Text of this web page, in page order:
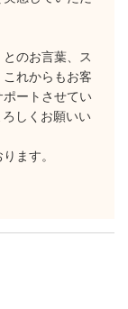
とのお言葉、ス
れからもお客
ートさせてい
しくお願いい
ます。